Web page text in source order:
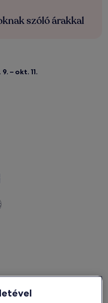
szóló árakkal
– okt. 11.